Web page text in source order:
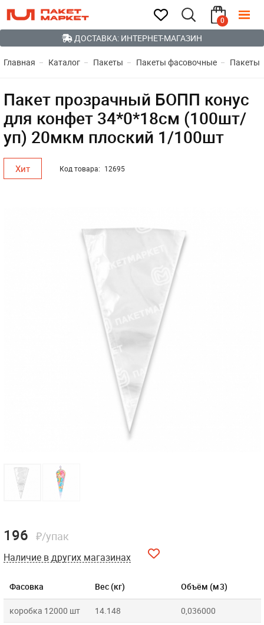
0
ДОСТАВКА: ИНТЕРНЕТ-МАГАЗИН
Главная Каталог Пакеты Пакеты фасовочные Пакеты
Пакет прозрачный БОПП конус
для конфет 34*0*18см (100шт/
уп) 20мкм плоский 1/100шт
Хит Код товара: 12695
Фасовка Вес (кг) Объём (м3)
коробка 12000 шт 14.148 0,036000
196 ₽/упак
Наличие в других магазинах